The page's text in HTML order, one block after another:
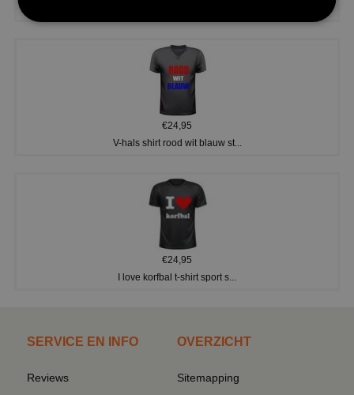
€24,95
V-hals shirt rood wit blauw st...
€24,95
I love korfbal t-shirt sport s...
SERVICE EN INFO
Reviews
OVERZICHT
Sitemapping